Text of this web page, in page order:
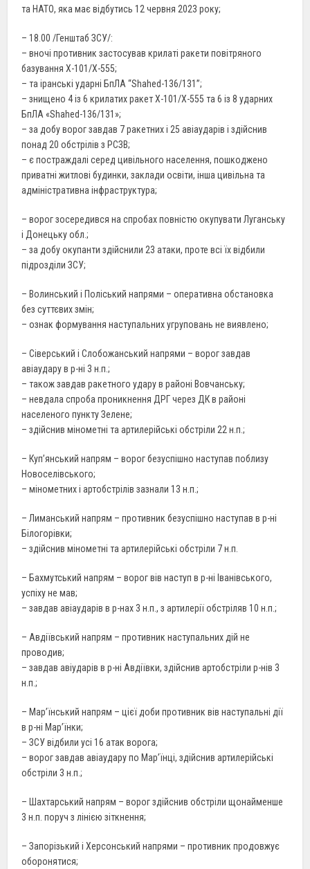
та НАТО, яка має відбутись 12 червня 2023 року;
– 18.00 /Генштаб ЗСУ/:
– вночі противник застосував крилаті ракети повітряного
базування Х-101/Х-555;
– та іранські ударні БпЛА “Shahed-136/131”;
– знищено 4 із 6 крилатих ракет Х-101/Х-555 та 6 із 8 ударних
БпЛА «Shahed-136/131»;
– за добу ворог завдав 7 ракетних і 25 авіаударів і здійснив
понад 20 обстрілів з РСЗВ;
– є постраждалі серед цивільного населення, пошкоджено
приватні житлові будинки, заклади освіти, інша цивільна та
адміністративна інфраструктура;
– ворог зосередився на спробах повністю окупувати Луганську
і Донецьку обл.;
– за добу окупанти здійснили 23 атаки, проте всі їх відбили
підрозділи ЗСУ;
– Волинський і Поліський напрями – оперативна обстановка
без суттєвих змін;
– ознак формування наступальних угруповань не виявлено;
– Сіверський і Слобожанський напрями – ворог завдав
авіаудару в р-ні 3 н.п.;
– також завдав ракетного удару в районі Вовчанську;
– невдала спроба проникнення ДРГ через ДК в районі
населеного пункту Зелене;
– здійснив мінометні та артилерійські обстріли 22 н.п.;
– Куп’янський напрям – ворог безуспішно наступав поблизу
Новоселівського;
– мінометних і артобстрілів зазнали 13 н.п.;
– Лиманський напрям – противник безуспішно наступав в р-ні
Білогорівки;
– здійснив мінометні та артилерійські обстріли 7 н.п.
– Бахмутський напрям – ворог вів наступ в р-ні Іванівського,
успіху не мав;
– завдав авіаударів в р-нах 3 н.п., з артилерії обстріляв 10 н.п.;
– Авдіївський напрям – противник наступальних дій не
проводив;
– завдав авіударів в р-ні Авдіївки, здійснив артобстріли р-нів 3
н.п.;
– Мар’їнський напрям – цієї доби противник вів наступальні дії
в р-ні Мар’їнки;
– ЗСУ відбили усі 16 атак ворога;
– ворог завдав авіаудару по Мар’їнці, здійснив артилерійські
обстріли 3 н.п.;
– Шахтарський напрям – ворог здійснив обстріли щонайменше
3 н.п. поруч з лінією зіткнення;
– Запорізький і Херсонський напрями – противник продовжує
оборонятися;